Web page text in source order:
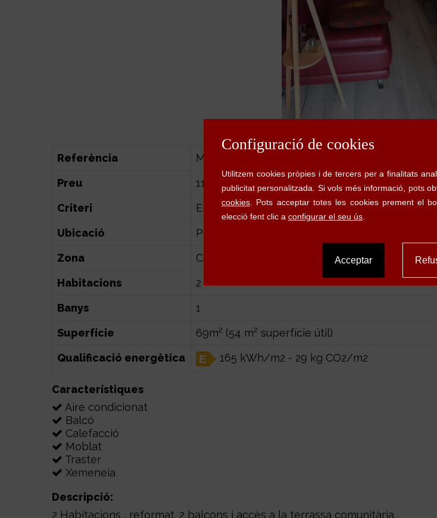
Referència
MERCAT
Preu
112.000€
Criteri
En venda
Ubicació
Portbou (Alt Empordà - Girona)
Zona
CARRER MERCAT
Habitacions
2
Banys
1
Superfície
69m2 (54 m² superfície útil)
Qualificació energètica
165 kWh/m2 - 29 kg CO2/m2
Característiques
Aire condicionat
Balcó
Calefacció
Moblat
Traster
Xemeneia
Descripció:
2 Habitacions , reformat. 2 balcons i accès a la terrassa comunitària.